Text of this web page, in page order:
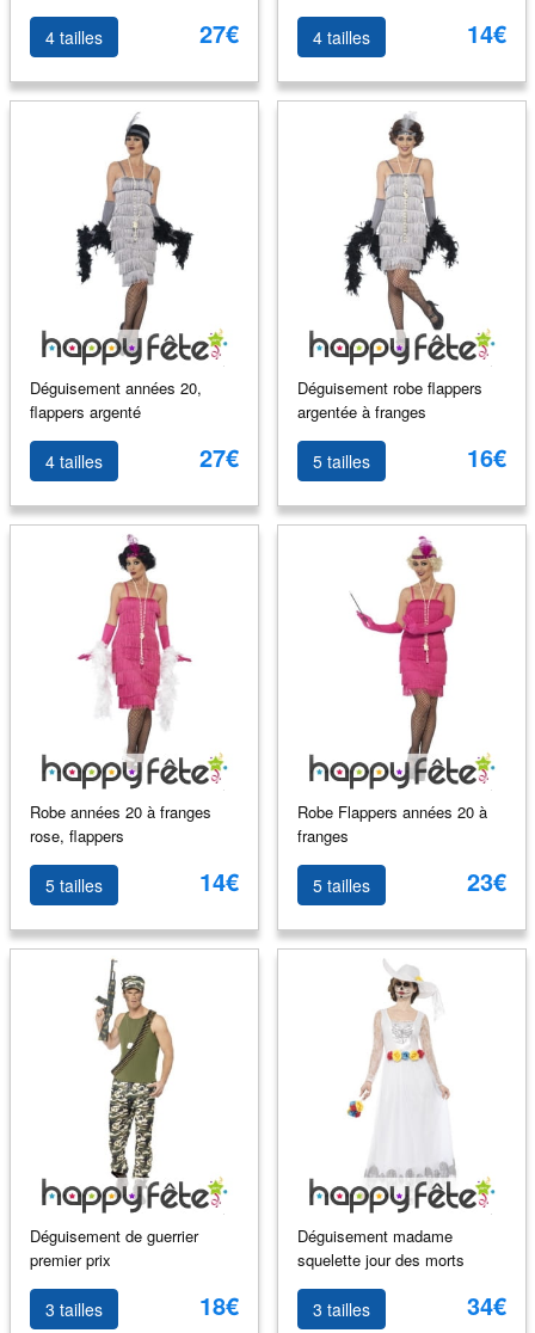
4 tailles 27€ 4 tailles 14€
Déguisement années 20,
flappers argenté
4 tailles 27€
Déguisement robe flappers
argentée à franges
5 tailles 16€
Robe années 20 à franges
rose, flappers
5 tailles 14€
Robe Flappers années 20 à
franges
5 tailles 23€
Déguisement de guerrier
premier prix
3 tailles 18€
Déguisement madame
squelette jour des morts
3 tailles 34€